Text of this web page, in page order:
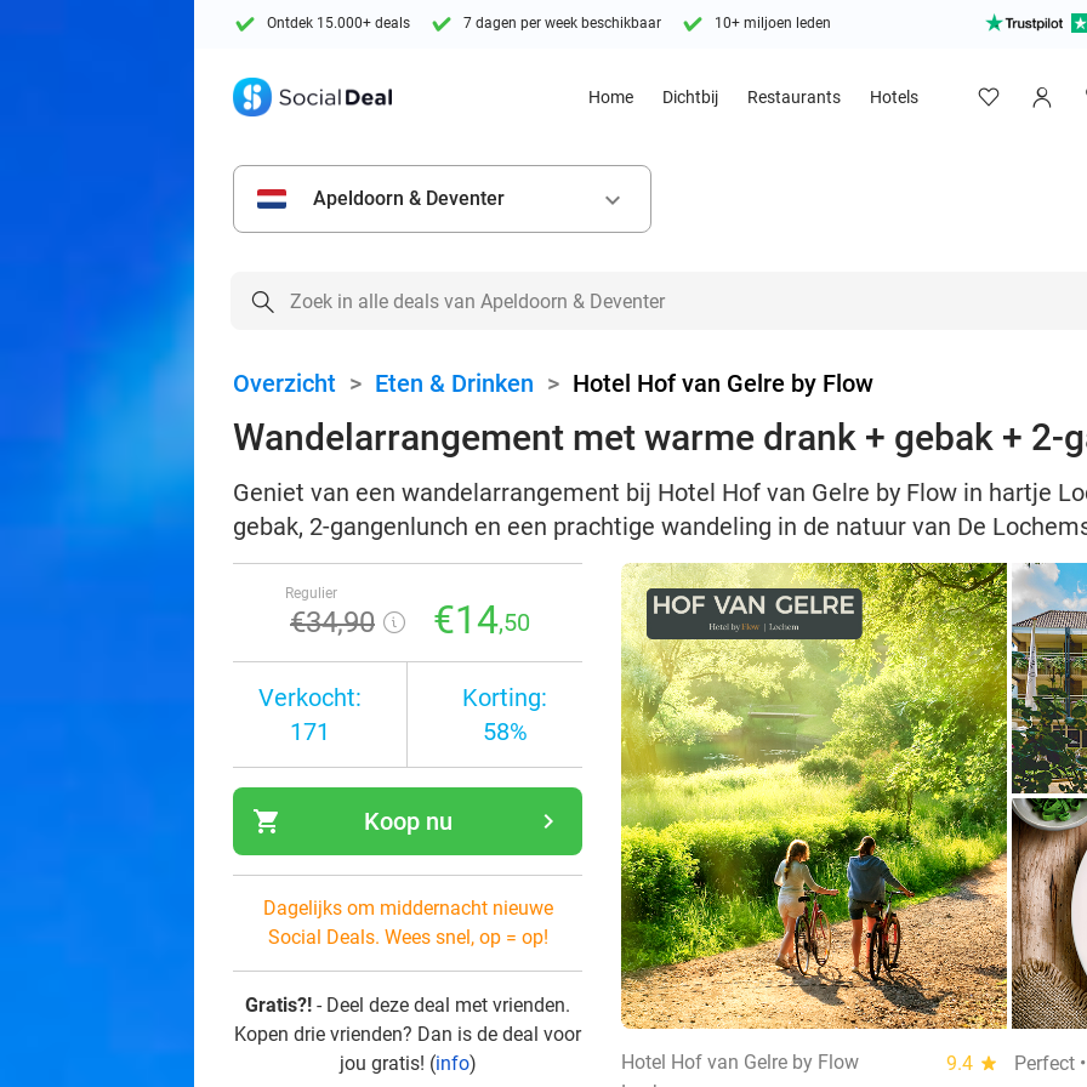
Ontdek 15.000+ deals 7 dagen per week beschikbaar 10+ miljoen leden
Home Dichtbij Restaurants Hotels
Apeldoorn & Deventer keyboard_arrow_down
Overzicht > Eten & Drinken > Hotel Hof van Gelre by Flow
Wandelarrangement met warme drank + gebak + 2-
Geniet van een wandelarrangement bij Hotel Hof van Gelre by Flow in hartje
gebak, 2-gangenlunch en een prachtige wandeling in de natuur van De
Regulier
€34,90 €14,50
Verkocht:
171
Korting:
58%
shopping_cart navigate_next
Koop nu
Dagelijks om middernacht nieuwe
Social Deals. Wees snel, op = op!
Gratis?! - Deel deze deal met vrienden.
Kopen drie vrienden? Dan is de deal voor
jou gratis! (info) Hotel Hof van Gelre by Flow 9.4 star
Perfect